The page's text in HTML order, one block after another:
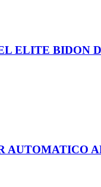
ELITE BIDON
AUTOMATICO